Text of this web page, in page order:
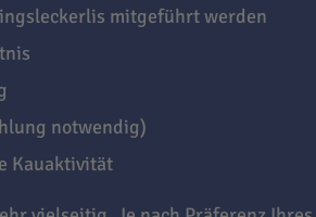
mitgeführt werden
notwendig)
Kauaktivität